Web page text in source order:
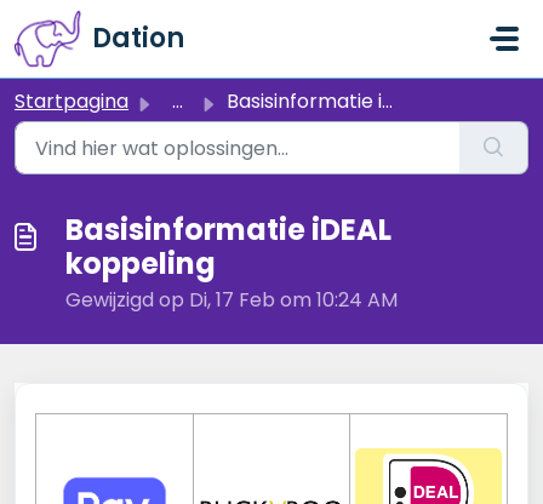
Doorgaan naar hoofdinhoud
Dation
Startpagina ... Basisinformatie iDEAL koppeling
Basisinformatie iDEAL
koppeling
Gewijzigd op Di, 17 Feb om 10:24 AM